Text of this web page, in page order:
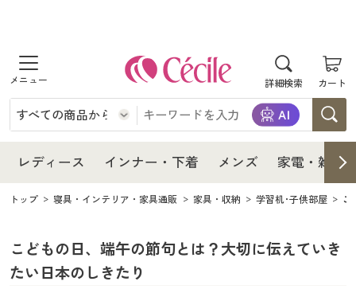
詳細検索 カート
商品を探す
レディース
レディース通販すべて
女性下着
インナー・下着
女性下着
メンズ
メンズ通販すべて
家電・雑貨
レディース インナー・下着 メンズ 家電・雑貨
レディース
レディース通販すべて
レディースファッション
女性下着
インナー・下着
インナー・下着通販すべて
女性下着
メンズ下着
メンズ
メンズ通販すべて
メンズファッション
家電・雑貨
家電・雑貨すべて
寝具・インテリア・家具
トップ 寝具・インテリア・家具通販 家具・収納 学習机･子供部屋 こ
こどもの日、端午の節句とは？大切に伝えていき
たい日本のしきたり